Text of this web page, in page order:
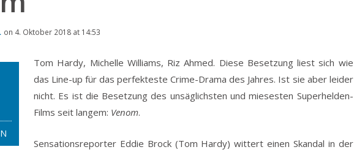
on 4. Oktober 2018 at 14:53
Tom Hardy, Michelle Williams, Riz Ahmed. Diese Besetzung liest sich wie
das Line-up für das perfekteste Crime-Drama des Jahres. Ist sie aber leider
nicht. Es ist die Besetzung des unsäglichsten und miesesten Superhelden-
Films seit langem: Venom.
Sensationsreporter Eddie Brock (Tom Hardy) wittert einen Skandal in der